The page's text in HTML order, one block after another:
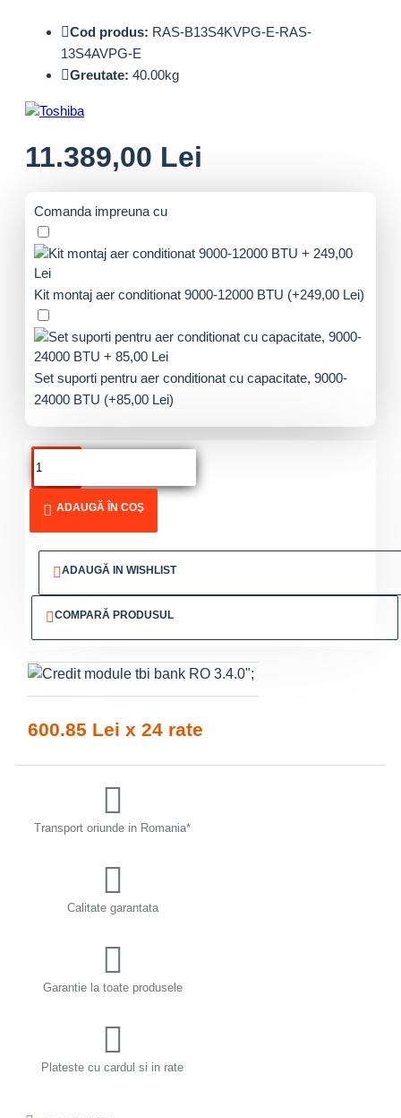
Cod produs: RAS-B13S4KVPG-E-RAS-
13S4AVPG-E
Greutate: 40.00kg
11.389,00 Lei
Comanda impreuna cu
Kit montaj aer conditionat 9000-12000 BTU (+249,00 Lei)
Set suporti pentru aer conditionat cu capacitate, 9000-
24000 BTU (+85,00 Lei)
ADAUGĂ ÎN COŞ
ADAUGĂ IN WISHLIST
COMPARĂ PRODUSUL
";
600.85 Lei x 24 rate
Transport oriunde in Romania*
Calitate garantata
Garantie la toate produsele
Plateste cu cardul si in rate